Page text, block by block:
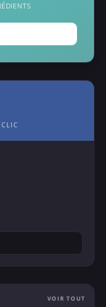
VOIR TOUT